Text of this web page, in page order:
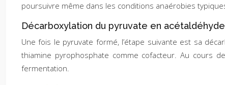
poursuivre même dans les conditions anaérobies
Décarboxylation du pyruvate en acétaldéhyde
Une fois le pyruvate formé, l’étape suivante est sa
thiamine pyrophosphate comme cofacteur. Au cours
fermentation.